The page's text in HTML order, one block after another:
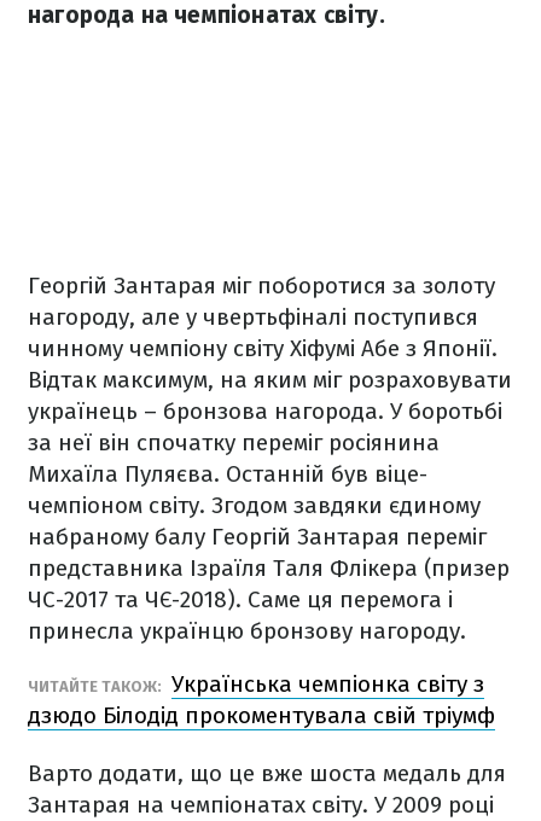
нагорода на чемпіонатах світу.
Георгій Зантарая міг поборотися за золоту
нагороду, але у чвертьфіналі поступився
чинному чемпіону світу Хіфумі Абе з Японії.
Відтак максимум, на яким міг розраховувати
українець – бронзова нагорода. У боротьбі
за неї він спочатку переміг росіянина
Михаїла Пуляєва. Останній був віце-
чемпіоном світу. Згодом завдяки єдиному
набраному балу Георгій Зантарая переміг
представника Ізраїля Таля Флікера (призер
ЧС-2017 та ЧЄ-2018). Саме ця перемога і
принесла українцю бронзову нагороду.
ЧИТАЙТЕ ТАКОЖ: Українська чемпіонка світу з
дзюдо Білодід прокоментувала свій тріумф
Варто додати, що це вже шоста медаль для
Зантарая на чемпіонатах світу. У 2009 році